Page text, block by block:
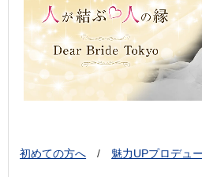
初めての方へ / 魅力UPプロデュ